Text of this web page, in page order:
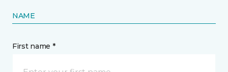
NAME
First name *